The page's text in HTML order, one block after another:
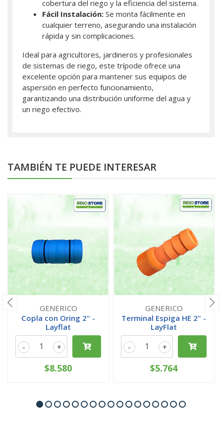
cobertura del riego y la eficiencia del sistema.
Fácil Instalación: Se monta fácilmente en
cualquier terreno, asegurando una instalación
rápida y sin complicaciones.
Ideal para agricultores, jardineros y profesionales
de sistemas de riego, este trípode ofrece una
excelente opción para mantener sus equipos de
aspersión en perfecto funcionamiento,
garantizando una distribución uniforme del agua y
un riego efectivo.
TAMBIÉN TE PUEDE INTERESAR
GENERICO
Copla con Oring 2" -
Layflat
+
-
$8.580
GENERICO
Terminal Espiga HE 2" -
LayFlat
+
-
$5.764